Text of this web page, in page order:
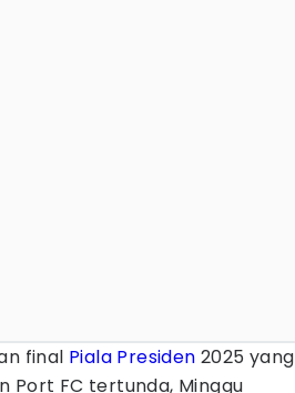
final Piala Presiden 2025 yang
Port FC tertunda, Minggu